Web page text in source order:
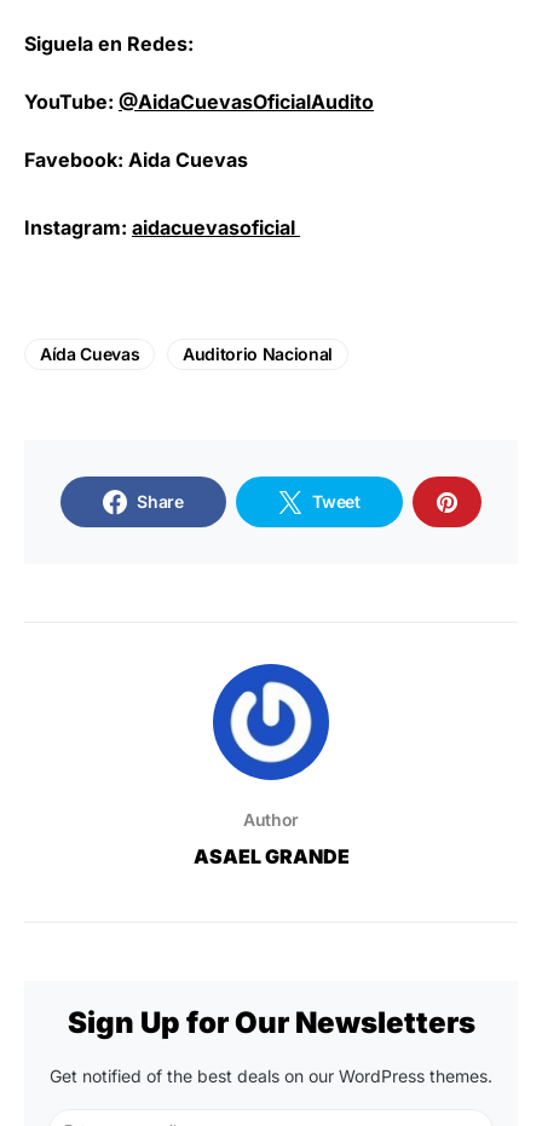
Siguela en Redes:
YouTube: @AidaCuevasOficialAudito
Favebook: Aida Cuevas
Instagram: aidacuevasoficial
Aída Cuevas Auditorio Nacional
Share Tweet
Author
ASAEL GRANDE
Sign Up for Our Newsletters
Get notified of the best deals on our WordPress themes.